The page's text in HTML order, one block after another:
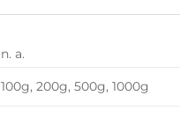
n. a.
100g, 200g, 500g, 1000g